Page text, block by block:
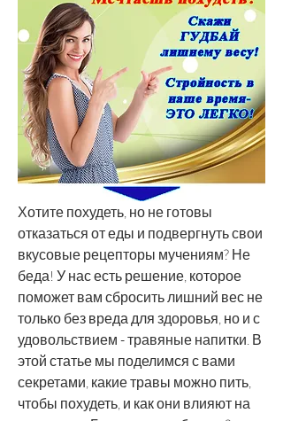
Хотите похудеть, но не готовы
отказаться от еды и подвергнуть свои
вкусовые рецепторы мучениям? Не
беда! У нас есть решение, которое
поможет вам сбросить лишний вес не
только без вреда для здоровья, но и с
удовольствием - травяные напитки. В
этой статье мы поделимся с вами
секретами, какие травы можно пить,
чтобы похудеть, и как они влияют на